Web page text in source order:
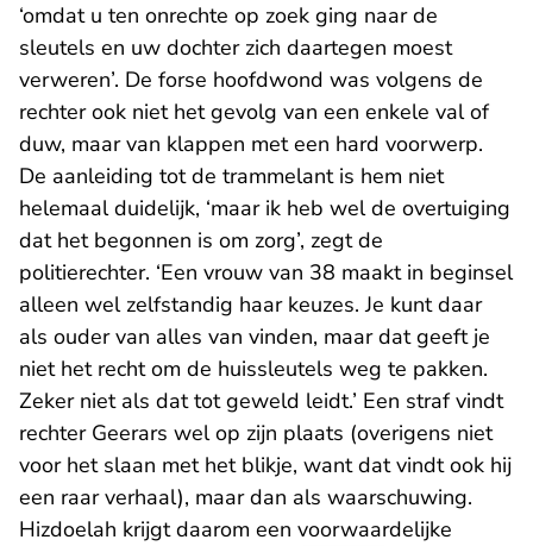
‘omdat u ten onrechte op zoek ging naar de
sleutels en uw dochter zich daartegen moest
verweren’. De forse hoofdwond was volgens de
rechter ook niet het gevolg van een enkele val of
duw, maar van klappen met een hard voorwerp.
De aanleiding tot de trammelant is hem niet
helemaal duidelijk, ‘maar ik heb wel de overtuiging
dat het begonnen is om zorg’, zegt de
politierechter. ‘Een vrouw van 38 maakt in beginsel
alleen wel zelfstandig haar keuzes. Je kunt daar
als ouder van alles van vinden, maar dat geeft je
niet het recht om de huissleutels weg te pakken.
Zeker niet als dat tot geweld leidt.’ Een straf vindt
rechter Geerars wel op zijn plaats (overigens niet
voor het slaan met het blikje, want dat vindt ook hij
een raar verhaal), maar dan als waarschuwing.
Hizdoelah krijgt daarom een voorwaardelijke